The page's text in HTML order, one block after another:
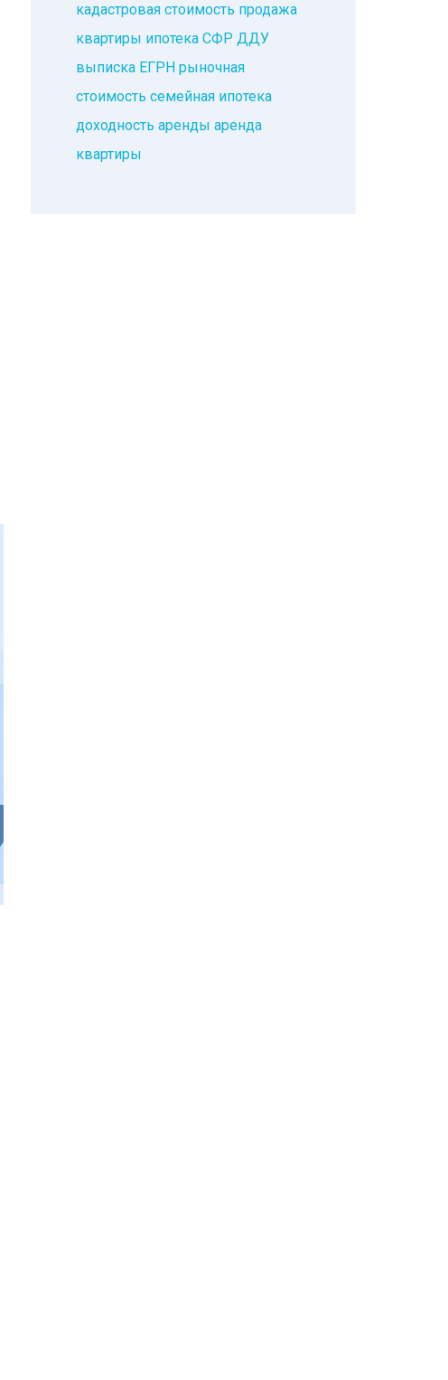
кадастровая стоимость продажа
квартиры ипотека СФР ДДУ
выписка ЕГРН рыночная
стоимость семейная ипотека
доходность аренды аренда
квартиры